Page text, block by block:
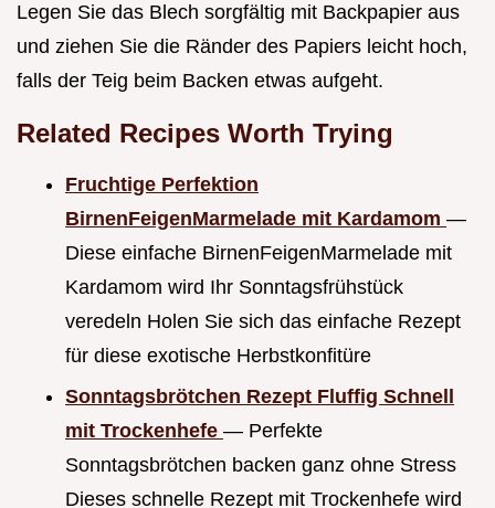
Legen Sie das Blech sorgfältig mit Backpapier aus
und ziehen Sie die Ränder des Papiers leicht hoch,
falls der Teig beim Backen etwas aufgeht.
Related Recipes Worth Trying
Fruchtige Perfektion
BirnenFeigenMarmelade mit Kardamom —
Diese einfache BirnenFeigenMarmelade mit
Kardamom wird Ihr Sonntagsfrühstück
veredeln Holen Sie sich das einfache Rezept
für diese exotische Herbstkonfitüre
Sonntagsbrötchen Rezept Fluffig Schnell
mit Trockenhefe — Perfekte
Sonntagsbrötchen backen ganz ohne Stress
Dieses schnelle Rezept mit Trockenhefe wird